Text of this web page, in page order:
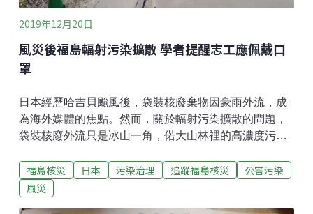
2019年12月20日
風災後福島輻射污染擴散 學者提醒志工應佩戴口
罩
日本經歷哈吉貝颱風後，袋裝核廢棄物因豪雨外流，成
為海外媒體的焦點。然而，關於輻射污染擴散的問題，
袋裝核廢外流只是冰山一角，偌大山林裡的高濃度污染
醒，進入災區的義工，應佩戴口罩防範。據東京新聞報
導，該報與專攻放射線衛生學的獨協醫科大學准教授木
福島核災 日本 污染治理 追蹤福島核災
公害污染
風災